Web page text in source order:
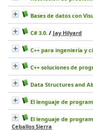
Bases de datos con
C# 3.0. / Jay Hilyard
C++ para ingeniería y
C++ soluciones de
Data Structures and
El lenguaje de
El lenguaje de
Ceballos Sierra